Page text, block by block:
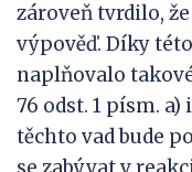
zároveň tvrdilo,
výpověď. Díky
naplňovalo
76 odst. 1 písm.
těchto vad bude